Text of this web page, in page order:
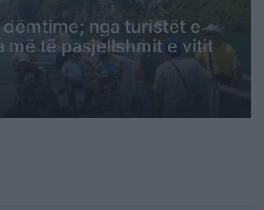
nga turistët e
më të pasjellshmit e vitit